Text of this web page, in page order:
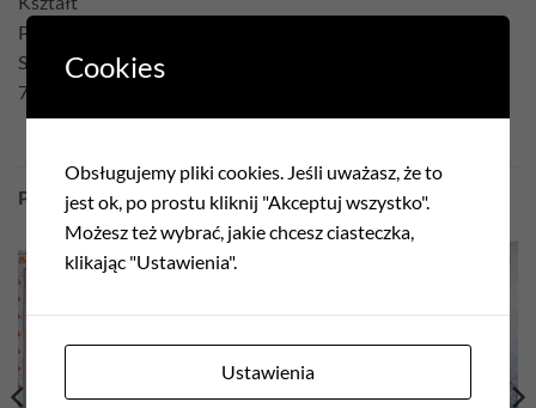
Prostokąt
Skład
75% Poliester 22% Bawełna 3% Akryl
PODOBNE PRODUKTY
wishlist
wishlist
Cookies
Obsługujemy pliki cookies. Jeśli uważasz, że to
jest ok, po prostu kliknij "Akceptuj wszystko".
Możesz też wybrać, jakie chcesz ciasteczka,
klikając "Ustawienia".
Ustawienia